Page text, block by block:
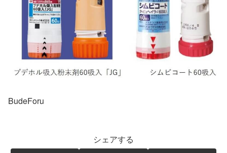
BudeForu
シェアする